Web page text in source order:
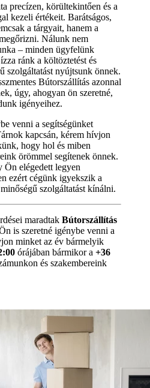
precízen, körültekintően és a
kezeli értékeit. Barátságos,
a tárgyait, hanem a
Nálunk nem
– minden ügyfelünk
ránk a költöztetést és
szolgáltatást nyújtsunk önnek.
Bútorszállítás azonnal
úgy, ahogyan ön szeretné,
igényeihez.
venni a segítségünket
kapcsán, kérem hívjon
hogy hol és miben
örömmel segítenek önnek.
Ön elégedett legyen
ezért cégünk igyekszik a
szolgáltatást kínálni.
maradtak Bútorszállítás
is szeretné igénybe venni a
minket az év bármelyik
órájában bármikor a +36
és szakembereink